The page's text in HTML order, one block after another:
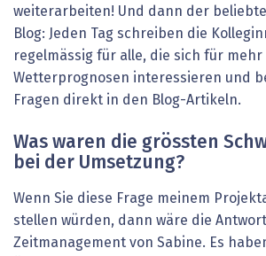
weiterarbeiten! Und dann der
Blog: Jeden Tag schreiben die
regelmässig für alle, die sich für mehr
Wetterprognosen interessieren und
Fragen direkt in den Blog-Artikeln.
Was waren die grössten
bei der Umsetzung?
Wenn Sie diese Frage meinem
stellen würden, dann wäre die
Zeitmanagement von Sabine. Es